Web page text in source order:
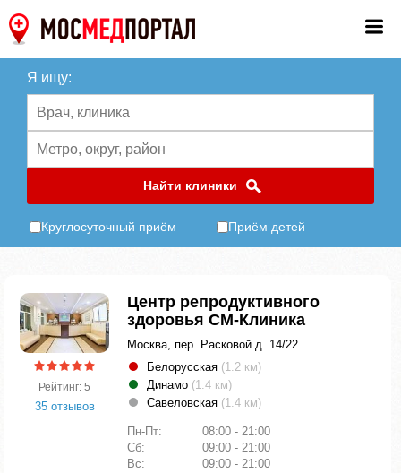
Я ищу:
Найти клиники
Круглосуточный приём Приём детей
Рейтинг: 5
35 отзывов
Центр репродуктивного
здоровья СМ-Клиника
Москва, пер. Расковой д. 14/22
Белорусская (1.2 км)
Динамо (1.4 км)
Савеловская (1.4 км)
Пн-Пт:
08:00 - 21:00
Сб:
09:00 - 21:00
Вс:
09:00 - 21:00